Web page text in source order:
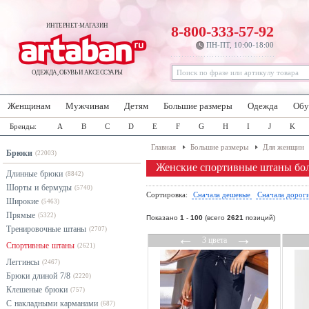
ИНТЕРНЕТ-МАГАЗИН
ОДЕЖДА, ОБУВЬ И АКСЕССУАРЫ
8-800-333-57-92
ПН-ПТ, 10:00-18:00
Женщинам Мужчинам Детям Большие размеры Одежда
Бренды: A B C D E F G H I J K
Брюки (22003)
Длинные брюки (8842)
Шорты и бермуды (5740)
Широкие (5463)
Прямые (5322)
Тренировочные штаны (2707)
Спортивные штаны (2621)
Леггинсы (2467)
Брюки длиной 7/8 (2220)
Клешеные брюки (757)
С накладными карманами (687)
Главная Большие размеры Для женщин
Женские спортивные штаны
Сортировка: Сначала дешевые Сначала
Показано 1 - 100 (всего 2621 позиций)
←3 цвета→